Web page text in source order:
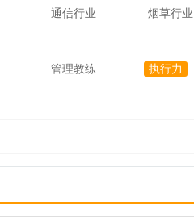
通信行业 烟草行业
管理教练 执行力